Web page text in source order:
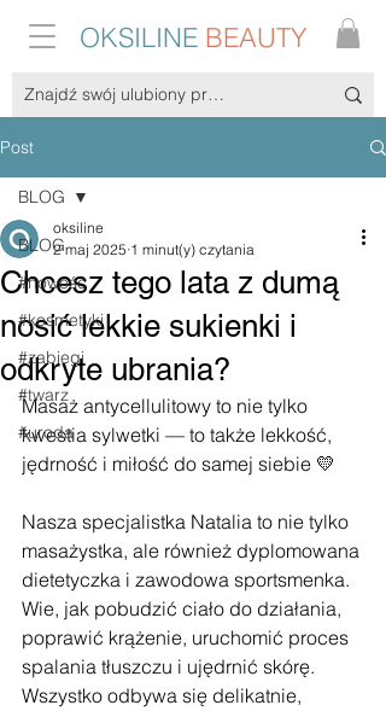
OKSILINE BEAUTY
Post
BLOG
#nowość
#kosmetyki
#zabiegi
#twarz
#uroda
BLOG
Chcesz tego lata z dumą
nosić lekkie sukienki i
odkryte ubrania?
oksiline
2 maj 2025 1 minut(y) czytania
Masaż antycellulitowy to nie tylko
kwestia sylwetki — to także lekkość,
jędrność i miłość do samej siebie 💛
Nasza specjalistka Natalia to nie tylko
masażystka, ale również dyplomowana
dietetyczka i zawodowa sportsmenka.
Wie, jak pobudzić ciało do działania,
poprawić krążenie, uruchomić proces
spalania tłuszczu i ujędrnić skórę.
Wszystko odbywa się delikatnie,